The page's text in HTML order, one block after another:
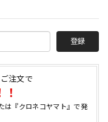
登録
注文で
は『クロネコヤマト』で発